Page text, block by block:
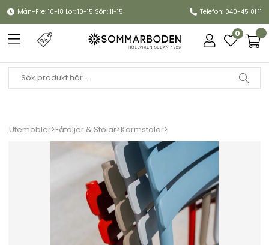
Mån-Fre: 10-18 Lör: 10-15 Sön: 11-15 Telefon: 040-45 01 11
0
Utemöbler>Fåtöljer & Stolar>Karmstolar>
ALUA karmstol - fler färger